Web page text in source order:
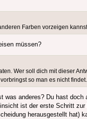
Farben vorzeigen
müssen?
Wer soll dich mit dieser
so man es nicht findet.
was anderes? Du hast
ist der erste Schritt
herausgestellt hat)